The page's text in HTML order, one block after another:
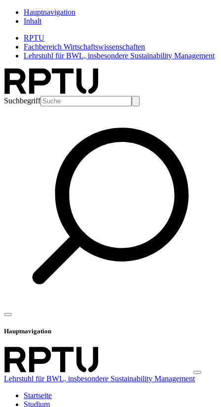
Hauptnavigation
Inhalt
RPTU
Fachbereich Wirtschaftswissenschaften
Lehrstuhl für BWL, insbesondere Sustainability Management
Suchbegriff
Hauptnavigation
Lehrstuhl für BWL, insbesondere Sustainability Management
Startseite
Studium